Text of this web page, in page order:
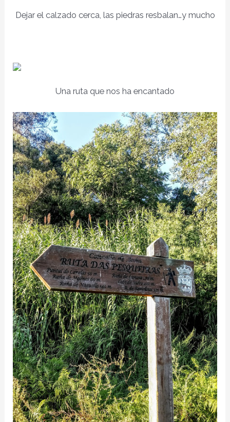
Dejar el calzado cerca, las piedras resbalan…y mucho
Una ruta que nos ha encantado